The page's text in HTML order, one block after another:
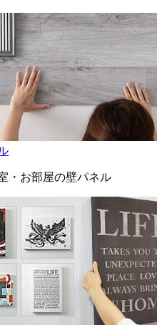
・お部屋の壁パネル